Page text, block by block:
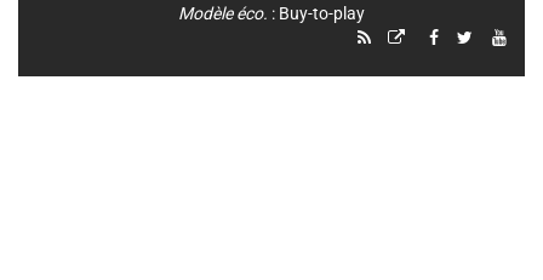
Modèle éco. : Buy-to-play